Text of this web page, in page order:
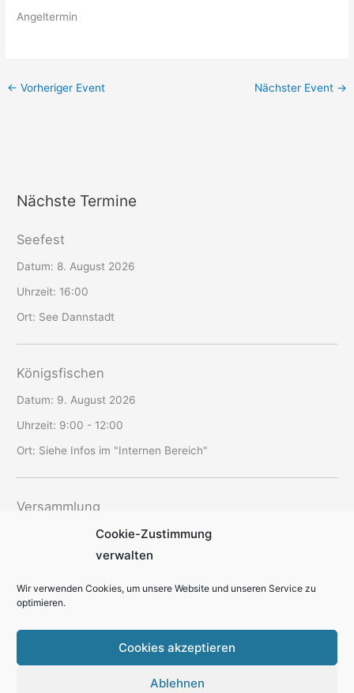
Cookie-Zustimmung
verwalten
Wir verwenden Cookies, um unsere Website und unseren Service zu
optimieren.
Cookies akzeptieren
Ablehnen
Angeltermin
← Vorheriger Event Nächster Event →
Nächste Termine
Seefest
Datum: 8. August 2026
Uhrzeit: 16:00
Ort: See Dannstadt
Königsfischen
Datum: 9. August 2026
Uhrzeit: 9:00 - 12:00
Ort: Siehe Infos im "Internen Bereich"
Versammlung
12. August 2026
19:30 - 22:00
Ort:SAV-Vereinsheim Schriesheim
Datenschutzerklärung